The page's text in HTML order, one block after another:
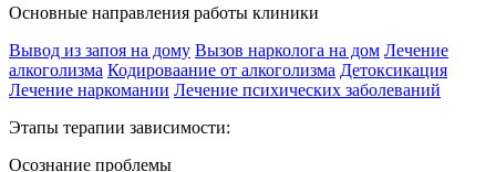
Основные направления работы клиники
Вывод из запоя на дому Вызов нарколога на дом Лечение
алкоголизма Кодироваание от алкоголизма Детоксикация
Лечение наркомании Лечение психических заболеваний
Этапы терапии зависимости:
Осознание проблемы